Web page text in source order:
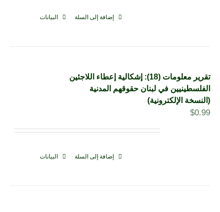
إضافة إلى السلة البيانات
تقرير معلومات (18): إشكالية إعطاء اللاجئين
الفلسطينيين في لبنان حقوقهم المدنية
(النسخة الإلكترونية)
$0.99
إضافة إلى السلة البيانات